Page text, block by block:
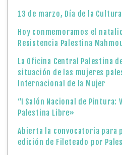
13 de marzo, Día de la
Hoy conmemoramos el
Resistencia Palestina
La Oficina Central Palestina
situación de las mujeres
Internacional de la Mujer
“I Salón Nacional de Pintura:
Palestina Libre»
Abierta la convocatoria para
edición de Fileteado por